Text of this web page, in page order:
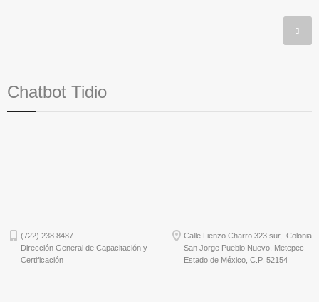
Chatbot Tidio
(722) 238 8487
Dirección General de Capacitación y
Certificación
Calle Lienzo Charro 323 sur, Colonia
San Jorge Pueblo Nuevo, Metepec
Estado de México, C.P. 52154